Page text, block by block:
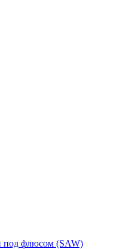
под флюсом (SAW)